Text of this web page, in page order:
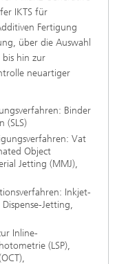
IKTS für
Fertigung
über die Auswahl
hin zur
neuartiger
Binder
(SLS)
Vat
Object
Jetting (MMJ),
Inkjet-
Jetting,
Inline-
(LSP),